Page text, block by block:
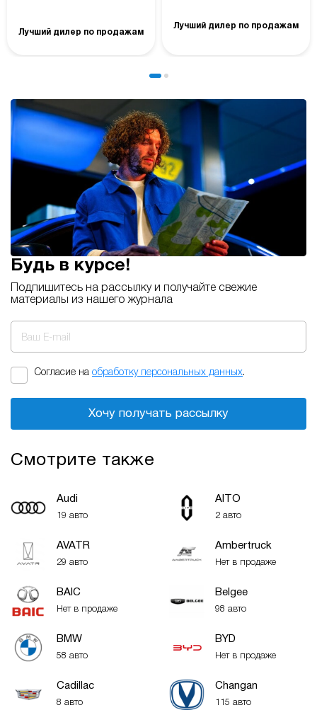
Лучший дилер по продажам
Лучший дилер по продажам
Будь в курсе!
Подпишитесь на рассылку и получайте свежие
материалы из нашего журнала
Ваш E-mail
Согласие на обработку персональных данных.
Хочу получать рассылку
Смотрите также
Audi
19 авто
AITO
2 авто
AVATR
29 авто
Ambertruck
Нет в продаже
BAIC
Нет в продаже
Belgee
98 авто
BMW
58 авто
BYD
Нет в продаже
Cadillac
8 авто
Changan
115 авто